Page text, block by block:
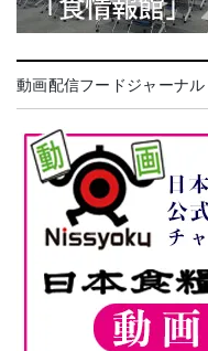
動画配信フードジャーナル